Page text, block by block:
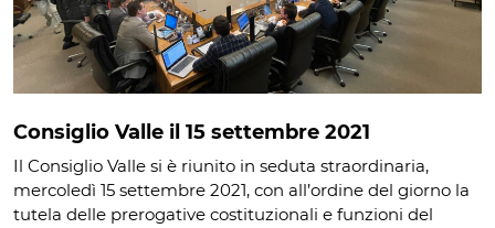
Consiglio Valle il 15 settembre 2021
Il Consiglio Valle si è riunito in seduta straordinaria,
mercoledì 15 settembre 2021, con all’ordine del giorno la
tutela delle prerogative costituzionali e funzioni del